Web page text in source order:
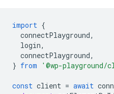
import {
connectPlayground,
login,
connectPlayground,
} from '@wp-
const client = await